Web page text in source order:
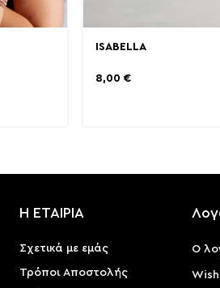
ISABELLA
8,00 €
Η ΕΤΑΙΡΙΑ
Σχετικά με εμάς
Τρόποι Αποστολής
Ο